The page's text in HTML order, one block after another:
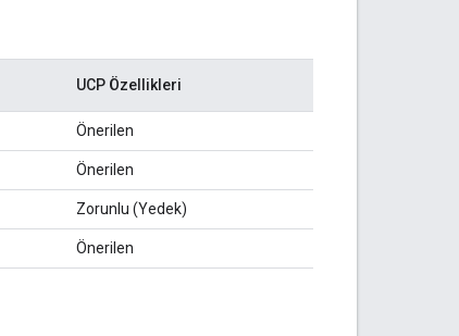
UCP Özellikleri
Önerilen
Önerilen
Zorunlu (Yedek)
Önerilen